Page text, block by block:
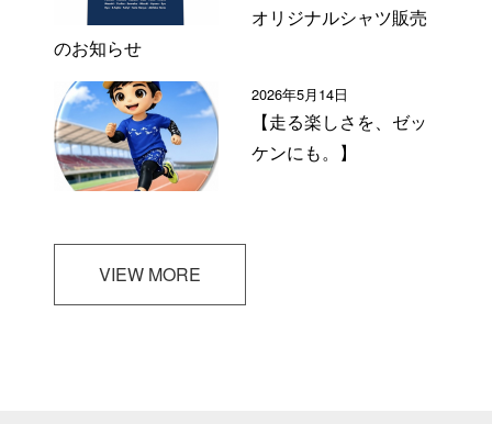
オリジナルシャツ販売
のお知らせ
2026年5月14日
【走る楽しさを、ゼッ
ケンにも。】
VIEW MORE